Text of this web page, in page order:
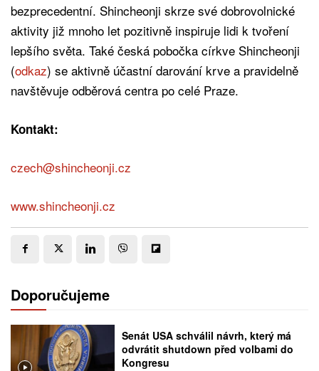
bezprecedentní. Shincheonji skrze své dobrovolnické
aktivity již mnoho let pozitivně inspiruje lidi k tvoření
lepšího světa. Také česká pobočka církve Shincheonji
(odkaz) se aktivně účastní darování krve a pravidelně
navštěvuje odběrová centra po celé Praze.
Kontakt:
czech@shincheonji.cz
www.shincheonji.cz
Doporučujeme
Senát USA schválil návrh, který má
odvrátit shutdown před volbami do
Kongresu